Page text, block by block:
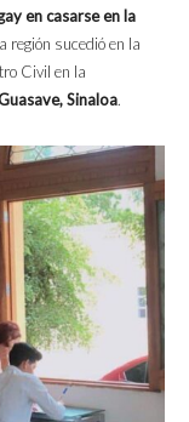
en casarse en la
región sucedió en la
Civil en la
Sinaloa.